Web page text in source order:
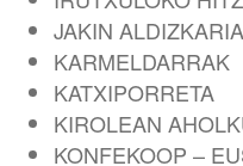
JAKIN ALDIZKARIA
KARMELDARRAK
KATXIPORRETA
KIROLEAN
KONFEKOOP –